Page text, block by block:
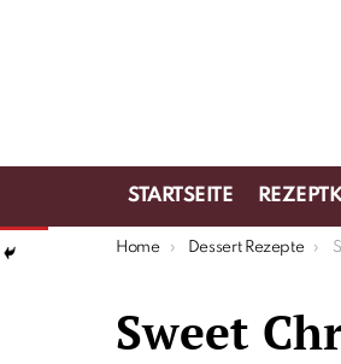
STARTSEITE
You are here:
Home Dessert Rezepte
Sweet